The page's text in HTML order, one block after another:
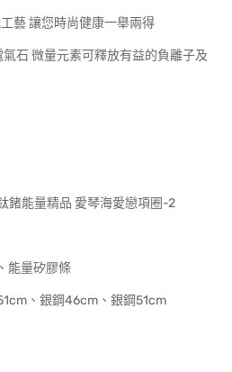
藝 讓您時尚健康一舉兩得
石 微量元素可釋放有益的負離子及
鍺能量精品 愛琴海愛戀項圈-2
能量矽膠條
、銀鋼46cm、銀鋼51cm